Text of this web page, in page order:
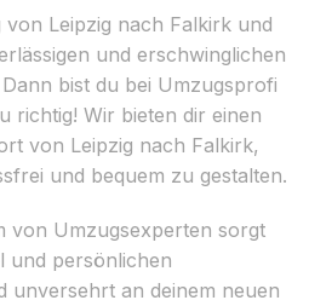
Leipzig nach Falkirk und
und erschwinglichen
bist du bei Umzugsprofi
richtig! Wir bieten dir einen
von Leipzig nach Falkirk,
und bequem zu gestalten.
von Umzugsexperten sorgt
und persönlichen
unversehrt an deinem neuen